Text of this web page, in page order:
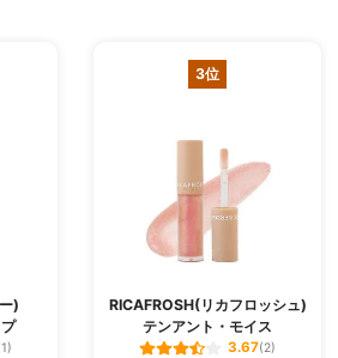
)
3位
RICAFROSH(リカフロッシュ)
テンアント・モイス
3.67(2)